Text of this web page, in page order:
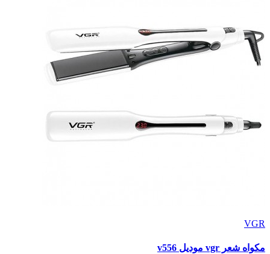
VGR
مكواه شعر vgr موديل v556